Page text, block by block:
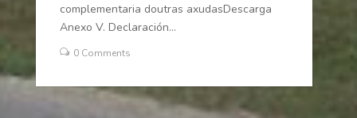
complementaria doutras axudasDescarga
Anexo V. Declaración...
0 Comments